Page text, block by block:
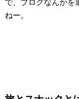
で、ブログなんかを
ねー。